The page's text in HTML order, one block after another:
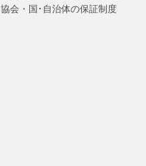
協会・国･自治体の保証制度